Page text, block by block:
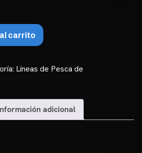
₲ 7.500
hasta
₲ 13.000
carrito
Líneas de Pesca de
adicional